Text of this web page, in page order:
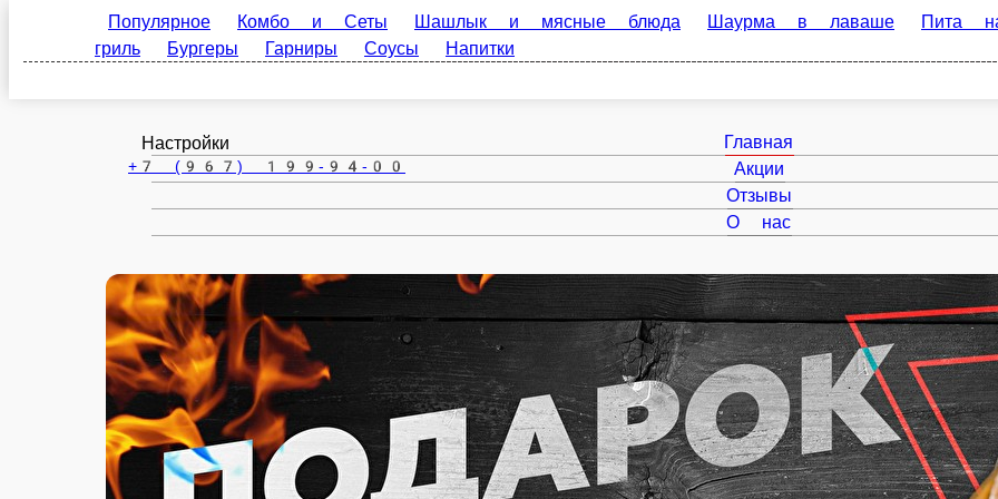
Подольск
Настройки
+7 (967) 199-94-00
Главная
Акции
Отзывы
О нас
Популярное Комбо и Сеты Шашлык и мясные блюда Шаурма в лаваше Пита на углях Люля-кебаб
гриль
Бургеры Гарниры Соусы Напитки